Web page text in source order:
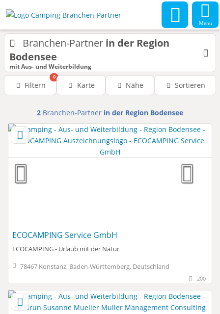
Menu
Branchen-Partner in der Region
Bodensee
mit Aus- und Weiterbildung
Filtern
0
Karte Nähe Sortieren
2 Branchen-Partner in der Region Bodensee
ECOCAMPING Service GmbH
ECOCAMPING - Urlaub mit der Natur
78467 Konstanz, Baden-Württemberg, Deutschland
200